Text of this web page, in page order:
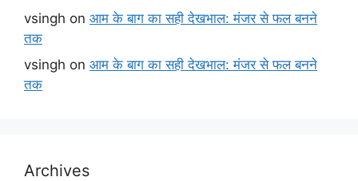
vsingh on आम के बाग का सही देखभाल: मंजर से फल बनने
तक
vsingh on आम के बाग का सही देखभाल: मंजर से फल बनने
तक
Archives